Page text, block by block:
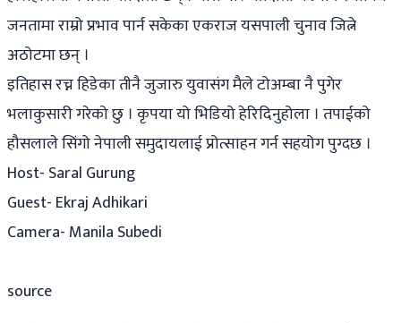
जनतामा राम्रो प्रभाव पार्न सकेका एकराज यसपाली चुनाव जित्ने
अठोटमा छन् ।
इतिहास रच्न हिडेका तीनै जुजारु युवासंग मैले टोअम्बा नै पुगेर
भलाकुसारी गरेको छु । कृपया यो भिडियो हेरिदिनुहोला । तपाईको
हौसलाले सिंगो नेपाली समुदायलाई प्रोत्साहन गर्न सहयोग पुग्दछ ।
Host- Saral Gurung
Guest- Ekraj Adhikari
Camera- Manila Subedi
source